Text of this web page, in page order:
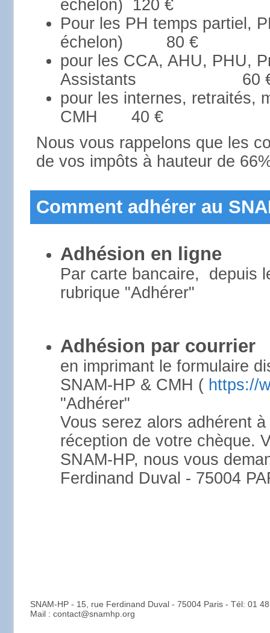
échelon)
120 €
Pour les PH temps partiel,
échelon) 80 €
pour les CCA, AHU, PHU,
Assistants 60
pour les internes, retraités,
CMH 40 €
Nous vous rappelons que les
de vos impôts à hauteur de
Comment adhérer au
Adhésion en ligne
Par carte bancaire, depuis
rubrique "Adhérer"
Adhésion par courrier
en imprimant le formulaire
SNAM-HP & CMH ( https://
"Adhérer"
Vous serez alors adhérent
réception de votre chèque.
SNAM-HP, nous vous
Ferdinand Duval - 75004
SNAM-HP - 15, rue Ferdinand Duval - 75004 Paris - Tél: 01
Mail : contact@snamhp.org